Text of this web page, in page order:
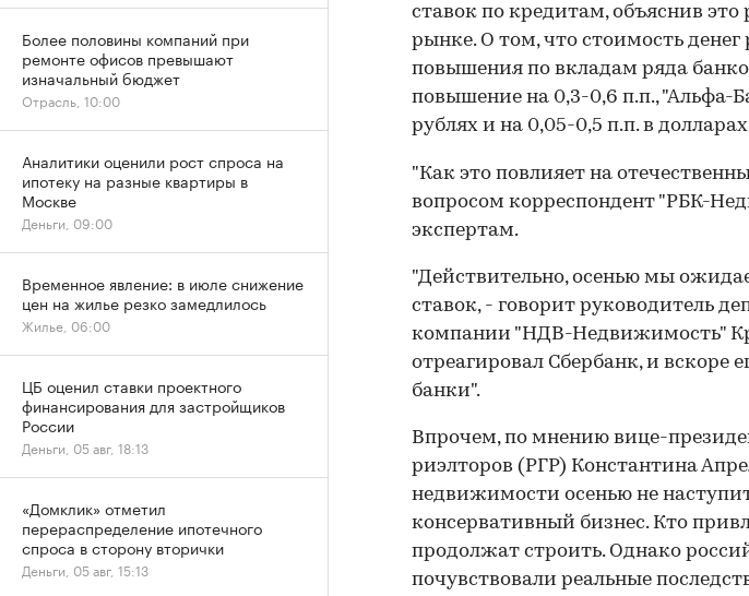
ставок по кредитам, объяснив
рынке. О том, что стоимость денег
повышения по вкладам ряда
повышение на 0,3-0,6 п.п., "Альфа-
рублях и на 0,05-0,5 п.п. в
"Как это повлияет на
вопросом корреспондент "РБК-
экспертам.
"Действительно, осенью мы
ставок, - говорит руководитель
компании "НДВ-Недвижимость"
отреагировал Сбербанк, и вскоре
банки".
Впрочем, по мнению вице-
риэлторов (РГР) Константина
недвижимости осенью не
консервативный бизнес. Кто
продолжат строить. Однако
почувствовали реальные
Более половины компаний при
ремонте офисов превышают
изначальный бюджет
Отрасль, 10:00
Аналитики оценили рост спроса на
ипотеку на разные квартиры в
Москве
Деньги, 09:00
Временное явление: в июле снижение
цен на жилье резко замедлилось
Жилье, 06:00
ЦБ оценил ставки проектного
финансирования для застройщиков
России
Деньги, 05 авг, 18:13
«Домклик» отметил
перераспределение ипотечного
спроса в сторону вторички
Деньги, 05 авг, 15:13